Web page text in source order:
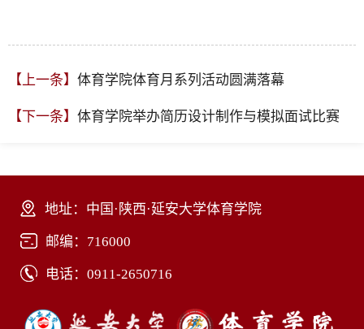
【上一条】 体育学院体育月系列活动圆满落幕
【下一条】 体育学院举办简历设计制作与模拟面试比赛
地址：中国·陕西·延安大学体育学院
邮编：716000
电话：0911-2650716